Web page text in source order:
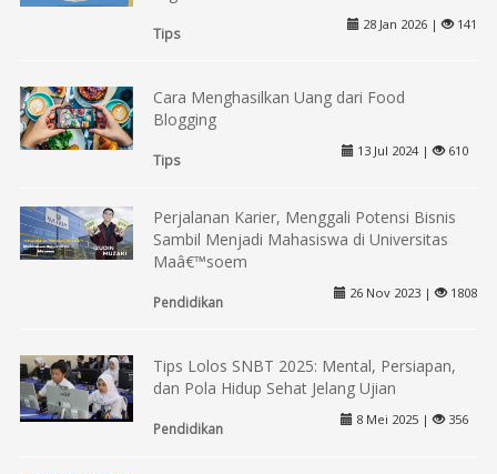
Tips
28 Jan 2026 | 141
Cara Menghasilkan Uang dari Food
Blogging
Tips
13 Jul 2024 | 610
Perjalanan Karier, Menggali Potensi Bisnis
Sambil Menjadi Mahasiswa di Universitas
Maâ€™soem
Pendidikan
26 Nov 2023 | 1808
Tips Lolos SNBT 2025: Mental, Persiapan,
dan Pola Hidup Sehat Jelang Ujian
Pendidikan
8 Mei 2025 | 356